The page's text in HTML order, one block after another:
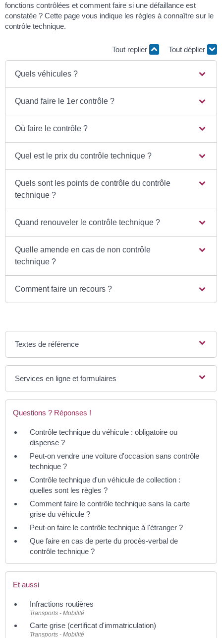
fonctions contrôlées et comment faire si une défaillance est
constatée ? Cette page vous indique les règles à connaître sur le
contrôle technique.
Tout replier Tout déplier
Quels véhicules ?
Quand faire le 1er contrôle ?
Où faire le contrôle ?
Quel est le prix du contrôle technique ?
Quels sont les points de contrôle du contrôle
technique ?
Quand renouveler le contrôle technique ?
Quelle amende en cas de non contrôle
technique ?
Comment faire un recours ?
Textes de référence
Services en ligne et formulaires
Questions ? Réponses !
Contrôle technique du véhicule : obligatoire ou
dispense ?
Peut-on vendre une voiture d'occasion sans contrôle
technique ?
Contrôle technique d'un véhicule de collection :
quelles sont les règles ?
Comment faire le contrôle technique sans la carte
grise du véhicule ?
Peut-on faire le contrôle technique à l'étranger ?
Que faire en cas de perte du procès-verbal de
contrôle technique ?
Et aussi
Infractions routières
Transports - Mobilité
Carte grise (certificat d'immatriculation)
Transports - Mobilité